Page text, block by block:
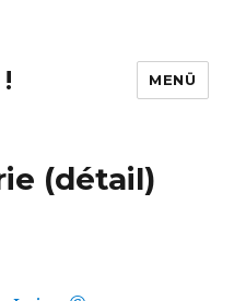
MENÜ
(détail)